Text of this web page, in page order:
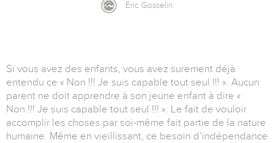
Eric Gosselin
Si vous avez des enfants, vous avez surement déjà
entendu ce « Non !!! Je suis capable tout seul !!! ». Aucun
parent ne doit apprendre à son jeune enfant à dire «
Non !!! Je suis capable tout seul !!! ». Le fait de vouloir
accomplir les choses par soi-même fait partie de la nature
humaine. Même en vieillissant, ce besoin d’indépendance